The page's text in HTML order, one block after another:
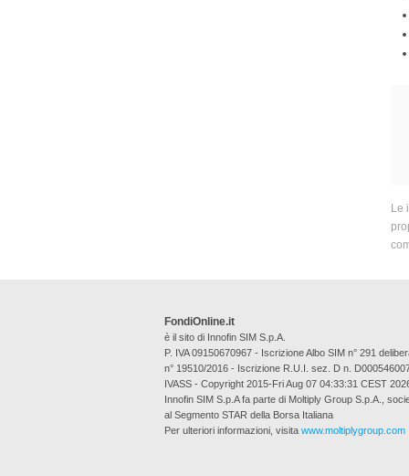
Le
FondiOnline.it
è il sito di Innofin SIM S.p.A.
P. IVA 09150670967 - Iscrizione Albo SIM n° 291
n° 19510/2016 - Iscrizione R.U.I. sez. D n.
IVASS - Copyright 2015-Fri Aug 07 04:33:31 CEST
Innofin SIM S.p.A fa parte di Moltiply Group S.p.A.,
al Segmento STAR della Borsa Italiana
Per ulteriori informazioni, visita www.moltiplygroup.com